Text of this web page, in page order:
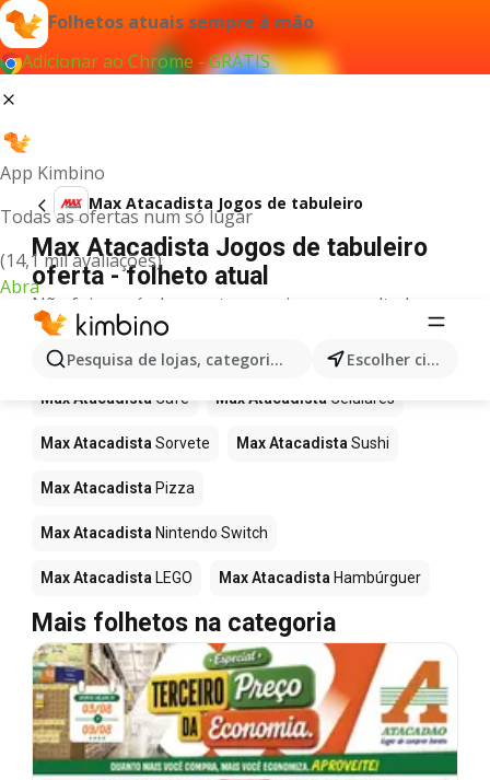
Folhetos atuais sempre à mão
Adicionar ao Chrome - GRÁTIS
App Kimbino
Todas as ofertas num só lugar
(14,1 mil avaliações)
Abra
Pesquisa de lojas, categorias,produtos... Escolher cidade
Max Atacadista Jogos de tabuleiro
Max Atacadista Jogos de tabuleiro
oferta - folheto atual
Não foi possível encontrar quaisquer resultados
para este termo.
Mais produtos em Max Atacadista
Max Atacadista Café Max Atacadista Celulares
Max Atacadista Sorvete Max Atacadista Sushi
Max Atacadista Pizza
Max Atacadista Nintendo Switch
Max Atacadista LEGO Max Atacadista Hambúrguer
Mais folhetos na categoria